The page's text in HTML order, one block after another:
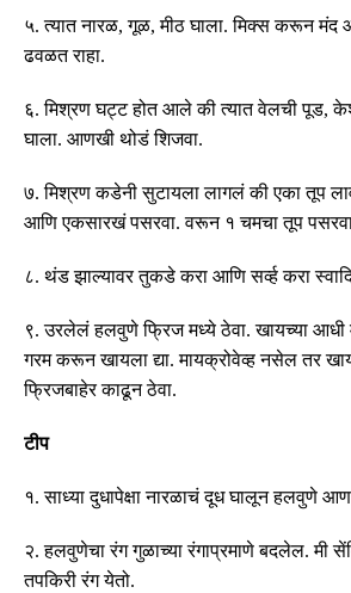
५.त्यात नारळ,गूळ,मीठ घाला.मिक्स करून मंद
ढवळत राहा.
६.मिश्रण घट्ट होत आले की त्यात वेलची पूड,
घाला. आणखी थोडं शिजवा.
७.मिश्रण कडेनी सुटायला लागलं की एका तूप
आणि एकसारखं पसरवा.वरून १ चमचा तूप
८. थंड झाल्यावर तुकडे करा आणि सर्व्ह करा
९.उरलेलं हलवुणे फ्रिज मध्ये ठेवा.खायच्या आधी
गरम करून खायला द्या.मायक्रोवेव्ह नसेल तर
फ्रिजबाहेर काढून ठेवा.
टीप
१.साध्या दुधापेक्षा नारळाचं दूध घालूनहलवुणे
२.हलवुणेचा रंग गुळाच्या रंगाप्रमाणे बदलेल.मी
तपकिरी रंग येतो.